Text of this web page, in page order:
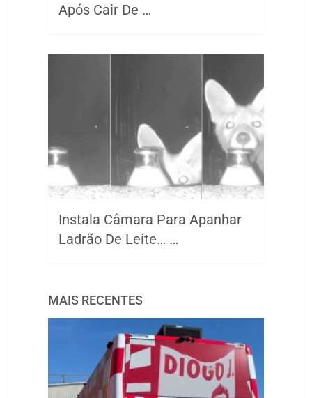
Após Cair De …
Instala Câmara Para Apanhar
Ladrão De Leite… …
MAIS RECENTES